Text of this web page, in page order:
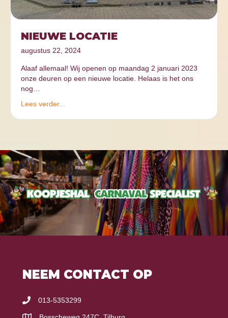
NIEUWE LOCATIE
augustus 22, 2024
Alaaf allemaal! Wij openen op maandag 2 januari 2023
onze deuren op een nieuwe locatie. Helaas is het ons
nog…
Lees verder...
NEEM CONTACT OP
013-5353299